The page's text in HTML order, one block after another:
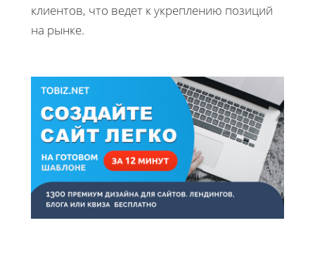
клиентов, что ведет к укреплению позиций
на рынке.